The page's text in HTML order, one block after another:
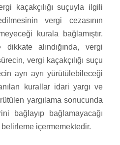
kaçakçılığı suçuyla ilgili
vergi cezasının
kurala bağlamıştır.
alındığında, vergi
vergi kaçakçılığı suçu
ayrı ayrı yürütülebileceği
kurallar idari yargı ve
yargılama sonucunda
bağlayıp bağlamayacağı
içermemektedir.